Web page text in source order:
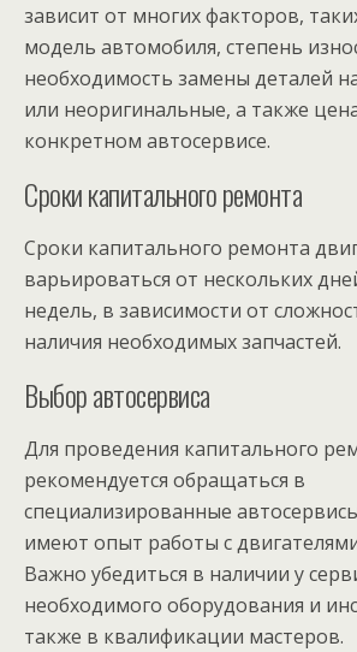
зависит от многих факторов,
модель автомобиля, степень
необходимость замены деталей
или неоригинальные, а также
конкретном автосервисе.
Сроки капитального ремонта
Сроки капитального ремонта
варьироваться от нескольких
недель, в зависимости от
наличия необходимых запчастей.
Выбор автосервиса
Для проведения капитального
рекомендуется обращаться в
специализированные
имеют опыт работы с
Важно убедиться в наличии у
необходимого оборудования и
также в квалификации мастеров.